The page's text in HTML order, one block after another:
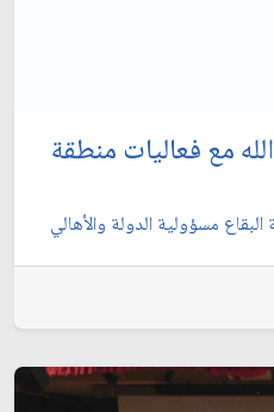
مع فعاليات منطقة
مسؤولية الدولة والأهالي